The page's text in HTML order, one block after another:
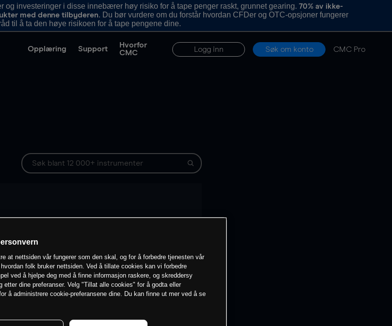
og investeringer i disse innebærer høy risiko for å tape penger raskt, grunnet gearing.70% av ikke-
med denne tilbyderen. Du bør vurdere om du forstår hvordan CFDer og OTC-opsjoner fungerer
til å ta den høye risikoen for å tape pengene dine.
Opplæring Support
Hvorfor
CMC
Logg inn Søk om konto CMC Pro
at nettsiden vår fungerer som den skal, og for å forbedre tjenesten vår
folk bruker nettsiden. Ved å tillate cookies kan vi forbedre
ved å hjelpe deg med å finne informasjon raskere, og skreddersy
etter dine preferanser. Velg "Tillat alle cookies" for å godta eller
å administrere cookie-preferansene dine. Du kan finne ut mer ved å se